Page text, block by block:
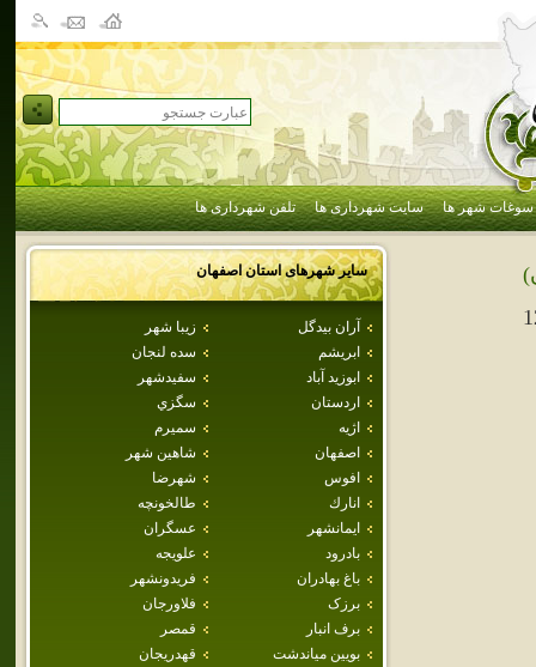
سوغات شهر ها سایت شهرداری ها تلفن شهرداری ها
سایر شهرهای استاناصفهان
آران بيدگل
زيبا شهر
ابريشم
سده لنجان
ابوزيد آباد
سفيدشهر
اردستان
سگزي
اژيه
سميرم
اصفهان
شاهين شهر
افوس
شهرضا
انارك
طالخونچه
ايمانشهر
عسگران
بادرود
علويجه
باغ بهادران
فريدونشهر
برزک
فلاورجان
برف انبار
قمصر
بويين مياندشت
قهدريجان